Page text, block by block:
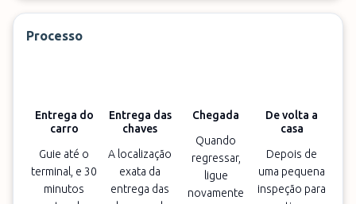
Processo
Entrega do
carro
Guie até o
terminal, e 30
minutos
Entrega das
chaves
A localização
exata da
entrega das
Chegada
Quando
regressar,
ligue
novamente
De volta a
casa
Depois de
uma pequena
inspeção para